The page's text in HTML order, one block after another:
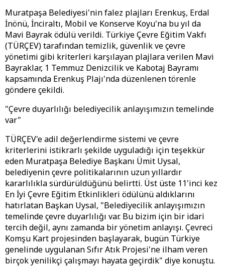
Muratpaşa Belediyesi'nin falez plajları Erenkuş, Erdal
İnönü, İnciraltı, Mobil ve Konserve Koyu'na bu yıl da
Mavi Bayrak ödülü verildi. Türkiye Çevre Eğitim Vakfı
(TÜRÇEV) tarafından temizlik, güvenlik ve çevre
yönetimi gibi kriterleri karşılayan plajlara verilen Mavi
Bayraklar, 1 Temmuz Denizcilik ve Kabotaj Bayramı
kapsamında Erenkuş Plajı'nda düzenlenen törenle
göndere çekildi.
"Çevre duyarlılığı belediyecilik anlayışımızın temelinde
var"
TÜRÇEV'e adil değerlendirme sistemi ve çevre
kriterlerini istikrarlı şekilde uyguladığı için teşekkür
eden Muratpaşa Belediye Başkanı Ümit Uysal,
belediyenin çevre politikalarının uzun yıllardır
kararlılıkla sürdürüldüğünü belirtti. Üst üste 11'inci kez
En İyi Çevre Eğitim Etkinlikleri ödülünü aldıklarını
hatırlatan Başkan Uysal, "Belediyecilik anlayışımızın
temelinde çevre duyarlılığı var. Bu bizim için bir idari
tercih değil, aynı zamanda bir yönetim anlayışı. Çevreci
Komşu Kart projesinden başlayarak, bugün Türkiye
genelinde uygulanan Sıfır Atık Projesi'ne ilham veren
birçok yenilikçi çalışmayı hayata geçirdik" diye konuştu.